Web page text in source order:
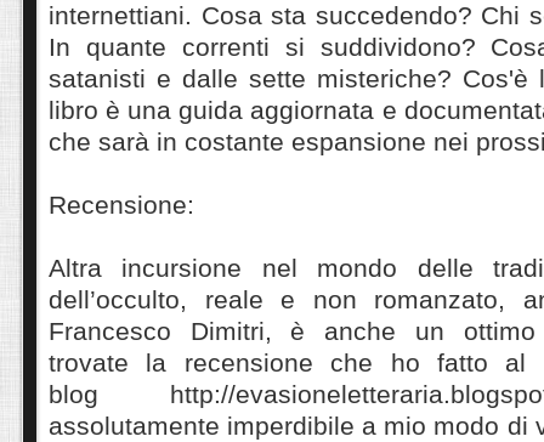
internettiani. Cosa sta succedendo? Chi
In quante correnti si suddividono?
satanisti e dalle sette misteriche? Cos'è
libro è una guida aggiornata e
che sarà in costante espansione nei
Recensione:
Altra incursione nel mondo delle
dell’occulto, reale e non romanzato,
Francesco Dimitri, è anche un ottimo
trovate la recensione che ho fatto al
blog http://
assolutamente imperdibile a mio modo di